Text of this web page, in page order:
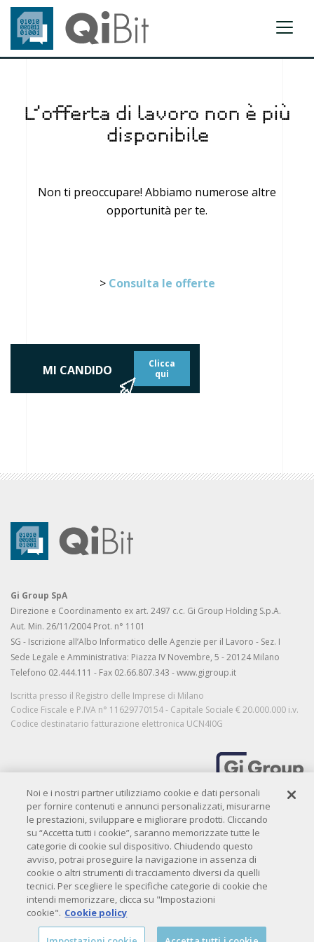
L’offerta di lavoro non è più
disponibile
Non ti preoccupare! Abbiamo numerose altre
opportunità per te.
> Consulta le offerte
MI CANDIDO
Clicca
qui
Gi Group SpA
Direzione e Coordinamento ex art. 2497 c.c. Gi Group Holding S.p.A.
Aut. Min. 26/11/2004 Prot. n° 1101
SG - Iscrizione all’Albo Informatico delle Agenzie per il Lavoro - Sez. I
Sede Legale e Amministrativa: Piazza IV Novembre, 5 - 20124 Milano
Telefono 02.444.111 - Fax 02.66.807.343 - www.gigroup.it
Iscritta presso il Registro delle Imprese di Milano
Codice Fiscale e P.IVA n° 11629770154 - Capitale Sociale € 20.000.000 i.v.
Codice destinatario fatturazione elettronica UCN4I0G
MORE THAN WORK
Privacy|Privacy candidati| Privacy clienti|Cookie policy|Credits
Copyright© 2009-2026 QIBIT. All rights reserved.
Noi e i nostri partner utilizziamo cookie e dati personali
per fornire contenuti e annunci personalizzati, misurarne
le prestazioni, sviluppare e migliorare prodotti. Cliccando
su “Accetta tutti i cookie”, saranno memorizzate tutte le
categorie di cookie sul dispositivo. Chiudendo questo
avviso, potrai proseguire la navigazione in assenza di
cookie o altri strumenti di tracciamento diversi da quelli
tecnici. Per scegliere le specifiche categorie di cookie che
intendi memorizzare, clicca su "Impostazioni
cookie". Cookie policy